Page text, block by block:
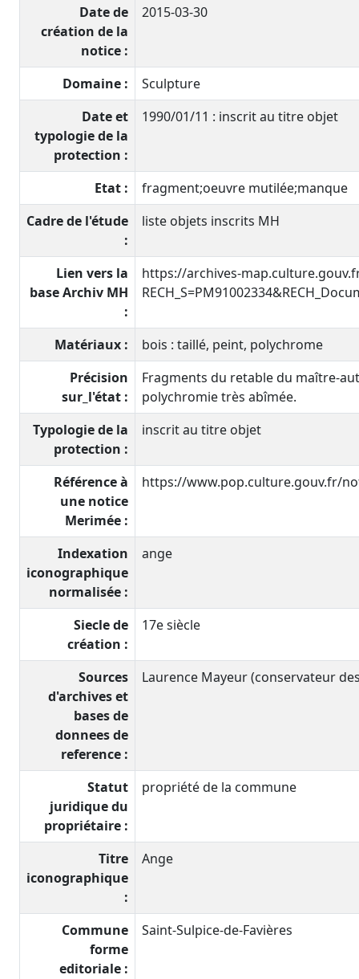
Date de
création de la
notice :
2015-03-30
Domaine :
Sculpture
Date et
typologie de la
protection :
1990/01/11 : inscrit au titre objet
Etat :
fragment;oeuvre mutilée;manque
Cadre de l'étude
:
liste objets inscrits MH
Lien vers la
base Archiv MH
:
https://archives-
Matériaux :
bois : taillé, peint, polychrome
Précision
sur_l'état :
Fragments du retable du maître-
polychromie très abîmée.
Typologie de la
protection :
inscrit au titre objet
Référence à
une notice
Merimée :
https://www.pop.culture.gouv.fr/
Indexation
iconographique
normalisée :
ange
Siecle de
création :
17e siècle
Sources
d'archives et
bases de
donnees de
reference :
Laurence Mayeur (conservateur
Statut
juridique du
propriétaire :
propriété de la commune
Titre
iconographique
:
Ange
Commune
forme
editoriale :
Saint-Sulpice-de-Favières